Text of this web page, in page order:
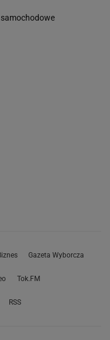
samochodowe
Gazeta Wyborcza
Tok.FM
RSS